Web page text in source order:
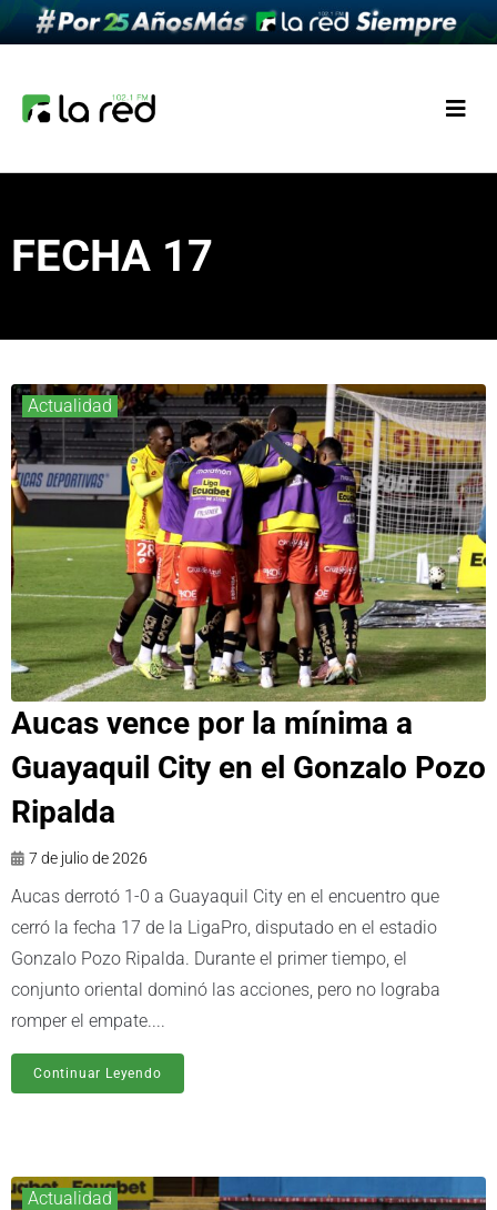
FECHA 17
Actualidad
Aucas vence por la mínima a
Guayaquil City en el Gonzalo Pozo
Ripalda
7 de julio de 2026
Aucas derrotó 1-0 a Guayaquil City en el encuentro que
cerró la fecha 17 de la LigaPro, disputado en el estadio
Gonzalo Pozo Ripalda. Durante el primer tiempo, el
conjunto oriental dominó las acciones, pero no lograba
romper el empate....
Continuar Leyendo
Actualidad